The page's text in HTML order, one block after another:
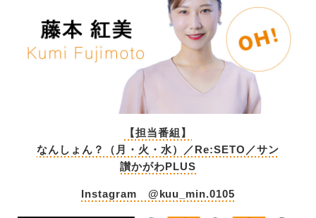
【担当番組】
なんしょん？（月・火・水）／Re:SETO／サン
讃かがわPLUS
Instagram @kuu_min.0105